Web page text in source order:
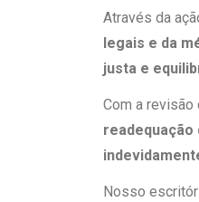
Através da
legais e da
justa e
Com a
readequação
Nosso